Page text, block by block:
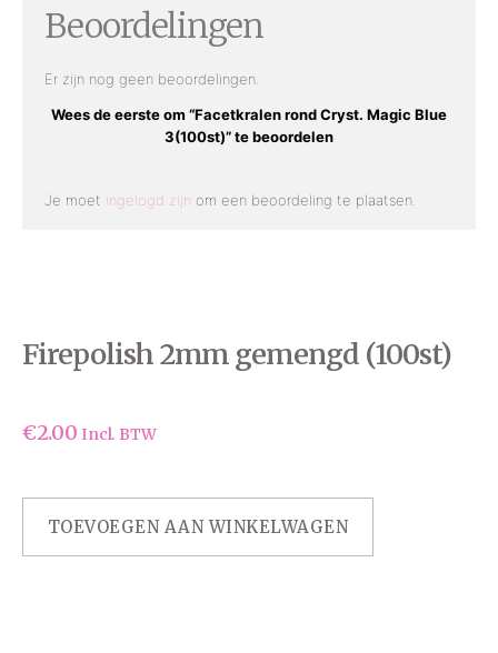
Firepolish 2mm gemengd (100st)
€2.00 Incl. BTW
TOEVOEGEN AAN WINKELWAGEN
Beoordelingen
Er zijn nog geen beoordelingen.
Wees de eerste om “Facetkralen rond Cryst. Magic Blue
3(100st)” te beoordelen
Je moet ingelogd zijn om een beoordeling te plaatsen.